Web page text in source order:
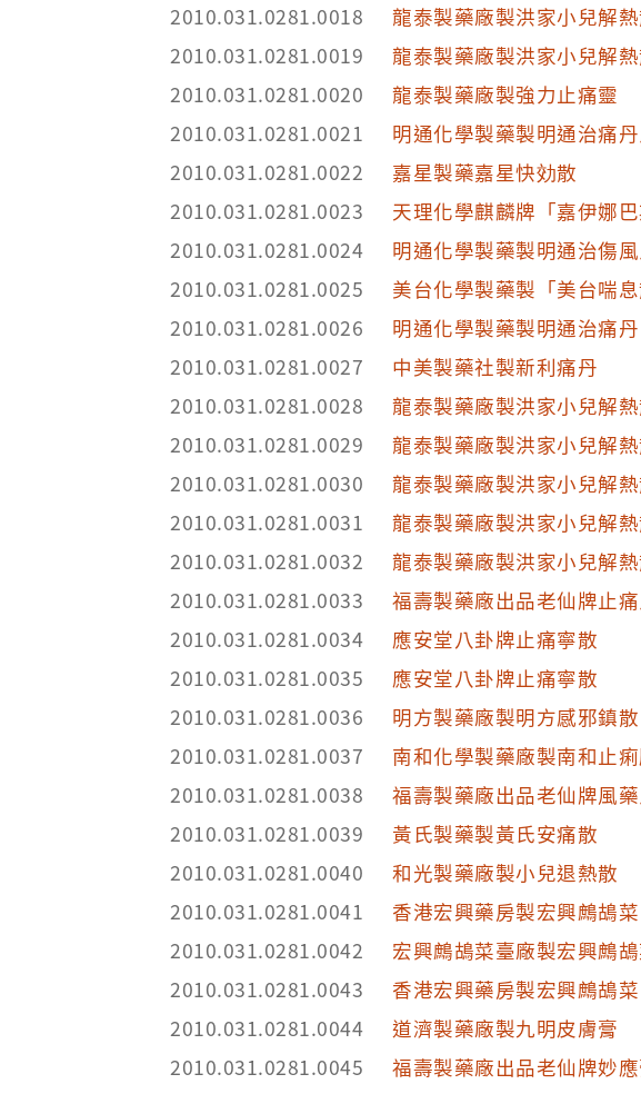
2010.031.0281.0018
龍泰製藥廠製洪家小兒解
2010.031.0281.0019
龍泰製藥廠製洪家小兒解
2010.031.0281.0020
龍泰製藥廠製強力止痛靈
2010.031.0281.0021
明通化學製藥製明通治痛丹
2010.031.0281.0022
嘉星製藥嘉星快効散
2010.031.0281.0023
天理化學麒麟牌「嘉伊娜
2010.031.0281.0024
明通化學製藥製明通治傷風
2010.031.0281.0025
美台化學製藥製「美台喘
2010.031.0281.0026
明通化學製藥製明通治痛丹
2010.031.0281.0027
中美製藥社製新利痛丹
2010.031.0281.0028
龍泰製藥廠製洪家小兒解
2010.031.0281.0029
龍泰製藥廠製洪家小兒解
2010.031.0281.0030
龍泰製藥廠製洪家小兒解
2010.031.0281.0031
龍泰製藥廠製洪家小兒解
2010.031.0281.0032
龍泰製藥廠製洪家小兒解
2010.031.0281.0033
福壽製藥廠出品老仙牌止痛
2010.031.0281.0034
應安堂八卦牌止痛寧散
2010.031.0281.0035
應安堂八卦牌止痛寧散
2010.031.0281.0036
明方製藥廠製明方感邪鎮散
2010.031.0281.0037
南和化學製藥廠製南和止
2010.031.0281.0038
福壽製藥廠出品老仙牌風藥
2010.031.0281.0039
黃氏製藥製黃氏安痛散
2010.031.0281.0040
和光製藥廠製小兒退熱散
2010.031.0281.0041
香港宏興藥房製宏興鷓鴣菜
2010.031.0281.0042
宏興鷓鴣菜臺廠製宏興鷓
2010.031.0281.0043
香港宏興藥房製宏興鷓鴣菜
2010.031.0281.0044
道濟製藥廠製九明皮膚膏
2010.031.0281.0045
福壽製藥廠出品老仙牌妙